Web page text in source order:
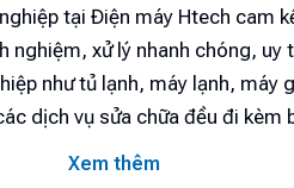
tại Điện máy Htech cam
nghiệm, xử lý nhanh chóng, uy
như tủ lạnh, máy lạnh, máy
dịch vụ sửa chữa đều đi kèm
được bảo dưỡng. Liên hệ ngay
Xem thêm